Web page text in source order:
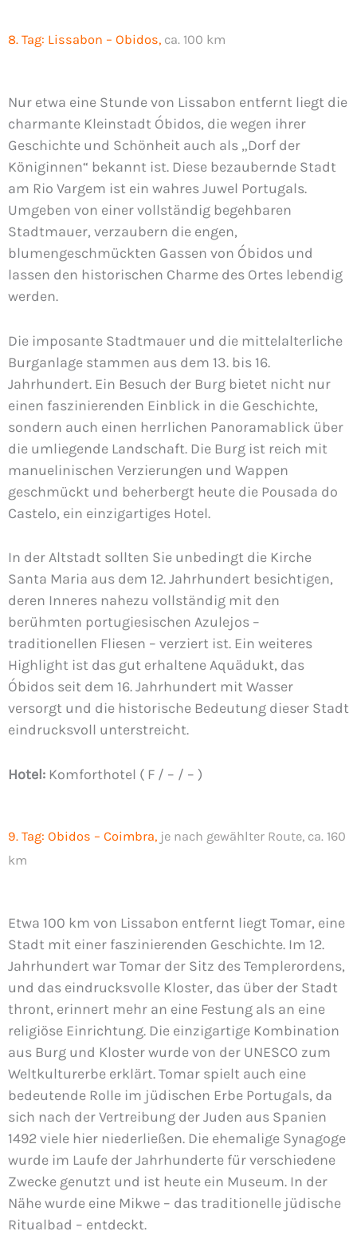
8. Tag: Lissabon – Obidos, ca. 100 km
Nur etwa eine Stunde von Lissabon entfernt liegt die
charmante Kleinstadt Óbidos, die wegen ihrer
Geschichte und Schönheit auch als „Dorf der
Königinnen“ bekannt ist. Diese bezaubernde Stadt
am Rio Vargem ist ein wahres Juwel Portugals.
Umgeben von einer vollständig begehbaren
Stadtmauer, verzaubern die engen,
blumengeschmückten Gassen von Óbidos und
lassen den historischen Charme des Ortes lebendig
werden.
Die imposante Stadtmauer und die mittelalterliche
Burganlage stammen aus dem 13. bis 16.
Jahrhundert. Ein Besuch der Burg bietet nicht nur
einen faszinierenden Einblick in die Geschichte,
sondern auch einen herrlichen Panoramablick über
die umliegende Landschaft. Die Burg ist reich mit
manuelinischen Verzierungen und Wappen
geschmückt und beherbergt heute die Pousada do
Castelo, ein einzigartiges Hotel.
In der Altstadt sollten Sie unbedingt die Kirche
Santa Maria aus dem 12. Jahrhundert besichtigen,
deren Inneres nahezu vollständig mit den
berühmten portugiesischen Azulejos –
traditionellen Fliesen – verziert ist. Ein weiteres
Highlight ist das gut erhaltene Aquädukt, das
Óbidos seit dem 16. Jahrhundert mit Wasser
versorgt und die historische Bedeutung dieser Stadt
eindrucksvoll unterstreicht.
Hotel: Komforthotel ( F / – / – )
9. Tag: Obidos – Coimbra, je nach gewählter Route, ca. 160
km
Etwa 100 km von Lissabon entfernt liegt Tomar, eine
Stadt mit einer faszinierenden Geschichte. Im 12.
Jahrhundert war Tomar der Sitz des Templerordens,
und das eindrucksvolle Kloster, das über der Stadt
thront, erinnert mehr an eine Festung als an eine
religiöse Einrichtung. Die einzigartige Kombination
aus Burg und Kloster wurde von der UNESCO zum
Weltkulturerbe erklärt. Tomar spielt auch eine
bedeutende Rolle im jüdischen Erbe Portugals, da
sich nach der Vertreibung der Juden aus Spanien
1492 viele hier niederließen. Die ehemalige Synagoge
wurde im Laufe der Jahrhunderte für verschiedene
Zwecke genutzt und ist heute ein Museum. In der
Nähe wurde eine Mikwe – das traditionelle jüdische
Ritualbad – entdeckt.